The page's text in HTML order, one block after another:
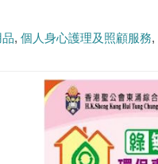
個人身心護理及照顧服務